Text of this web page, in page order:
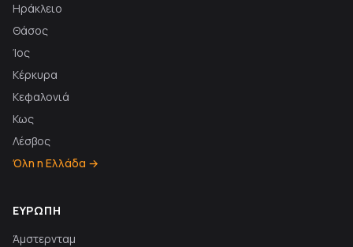
Ηράκλειο
Θάσος
Ίος
Κέρκυρα
Κεφαλονιά
Κως
Λέσβος
Όλη η Ελλάδα →
ΕΥΡΏΠΗ
Άμστερνταμ